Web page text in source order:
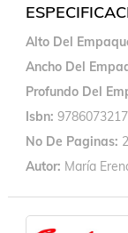
Alto Del
Ancho Del
Profundo Del
Isbn
No De Paginas
Autor María